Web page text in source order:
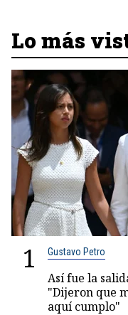
Lo más
1 Gustavo Petro
Así fue la
"Dijeron que
aquí cumplo"